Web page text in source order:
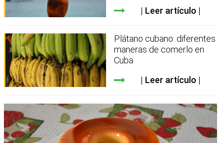
Leer artículo
Plátano cubano: diferentes
maneras de comerlo en
Cuba
Leer artículo